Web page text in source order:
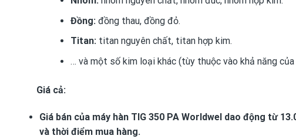
Đồng:đồng thau, đồng đỏ.
Titan:titan nguyên chất, titan hợp kim.
… và một số kim loại khác (tùy thuộc vào khả năng
Giá cả:
Giá bán của máy hàn TIG 350 PA Worldwel dao động từ
và thời điểm mua hàng.